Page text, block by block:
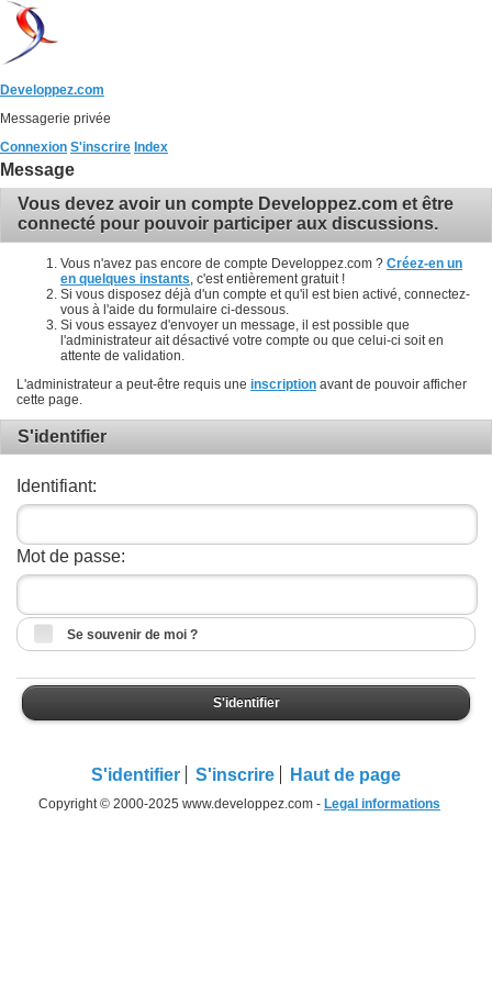
Developpez.com
Messagerie privée
Connexion S'inscrire Index
Message
Vous devez avoir un compte Developpez.com et être
connecté pour pouvoir participer aux discussions.
Vous n'avez pas encore de compte Developpez.com ? Créez-en un
en quelques instants , c'est entièrement gratuit !
Si vous disposez déjà d'un compte et qu'il est bien activé, connectez-
vous à l'aide du formulaire ci-dessous.
Si vous essayez d'envoyer un message, il est possible que
l'administrateur ait désactivé votre compte ou que celui-ci soit en
attente de validation.
L'administrateur a peut-être requis une inscription avant de pouvoir afficher
cette page.
S'identifier
Identifiant:
Mot de passe:
Se souvenir de moi ?
S'identifier
S'identifier S'inscrire Haut de page
Copyright © 2000-2025 www.developpez.com - Legal informations